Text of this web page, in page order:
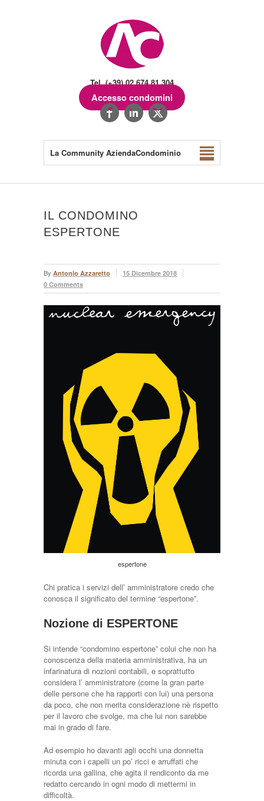
Tel. (+39) 02.674.81.304
Accesso condomini
La Community AziendaCondominio
IL CONDOMINO
ESPERTONE
By Antonio Azzaretto
15 Dicembre 2018
0 Comments
espertone
Chi pratica i servizi dell’ amministratore credo che
conosca il significato del termine “espertone”.
Nozione di ESPERTONE
Si intende “condomino espertone” colui che non ha
conoscenza della materia amministrativa, ha un
infarinatura di nozioni contabili, e soprattutto
considera l’ amministratore (come la gran parte
delle persone che ha rapporti con lui) una persona
da poco, che non merita considerazione nè rispetto
per il lavoro che svolge, ma che lui non sarebbe
mai in grado di fare.
Ad esempio ho davanti agli occhi una donnetta
minuta con i capelli un po’ ricci e arruffati che
ricorda una gallina, che agita il rendiconto da me
redatto cercando in ogni modo di mettermi in
difficoltà.